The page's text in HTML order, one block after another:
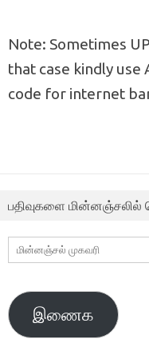
Note: Sometimes
that case kindly use
code for internet
பதிவுகளை மின்னஞ்சலில்
மின்னஞ்சல்
முகவரி
இணைக